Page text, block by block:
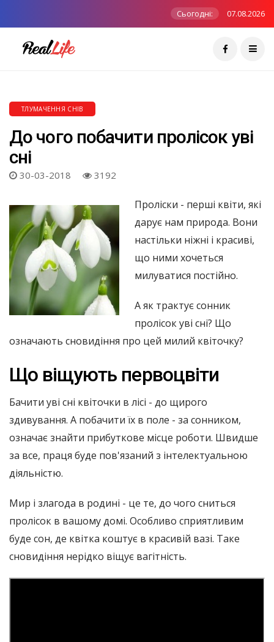
Сьогодні: 07.08.2026
ТЛУМАЧЕННЯ СНІВ
До чого побачити пролісок уві
сні
30-03-2018 3192
Проліски - перші квіти, які
дарує нам природа. Вони
настільки ніжні і красиві,
що ними хочеться
милуватися постійно.
А як трактує сонник
пролісок уві сні? Що
означають сновидіння про цей милий квіточку?
Що віщують первоцвіти
Бачити уві сні квіточки в лісі - до щирого
здивування. А побачити їх в поле - за сонником,
означає знайти прибуткове місце роботи. Швидше
за все, праця буде пов'язаний з інтелектуальною
діяльністю.
Мир і злагода в родині - це те, до чого сниться
пролісок в вашому домі. Особливо сприятливим
буде сон, де квітка коштує в красивій вазі. Таке
сновидіння нерідко віщує вагітність.